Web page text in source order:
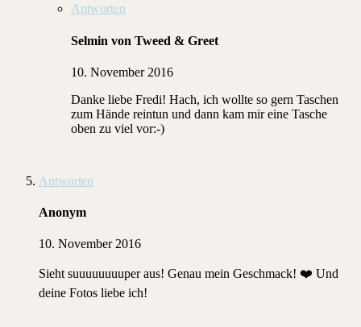
Antworten
Selmin von Tweed & Greet
10. November 2016
Danke liebe Fredi! Hach, ich wollte so gern Taschen
zum Hände reintun und dann kam mir eine Tasche
oben zu viel vor:-)
Antworten
Anonym
10. November 2016
Sieht suuuuuuuuper aus! Genau mein Geschmack! ❤️️ Und
deine Fotos liebe ich!